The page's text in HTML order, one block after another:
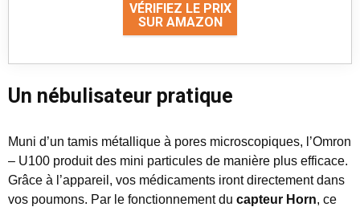
VÉRIFIEZ LE PRIX
SUR AMAZON
Un nébulisateur pratique
Muni d’un tamis métallique à pores microscopiques, l’Omron
– U100 produit des mini particules de manière plus efficace.
Grâce à l’appareil, vos médicaments iront directement dans
vos poumons. Par le fonctionnement du capteur Horn, ce